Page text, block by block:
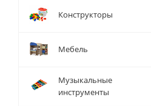
Конструкторы
Мебель
Музыкальные
инструменты